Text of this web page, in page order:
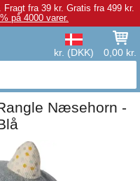
Fragt fra 39 kr. Gratis fra 499 kr.
på 4000 varer.
kr. (DKK) 0,00 kr.
Næsehorn -